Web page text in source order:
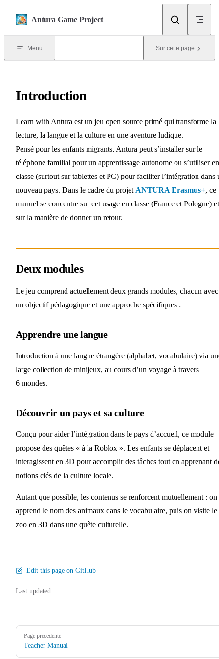
Antura Game Project
Menu Sur cette page
Introduction
Learn with Antura est un jeu open source primé qui transforme la
lecture, la langue et la culture en une aventure ludique.
Pensé pour les enfants migrants, Antura peut s’installer sur le
téléphone familial pour un apprentissage autonome ou s’utiliser en
classe (surtout sur tablettes et PC) pour faciliter l’intégration dans
nouveau pays. Dans le cadre du projet ANTURA Erasmus+, ce
manuel se concentre sur cet usage en classe (France et Pologne) et
sur la manière de donner un retour.
Deux modules
Le jeu comprend actuellement deux grands modules, chacun avec
un objectif pédagogique et une approche spécifiques :
Apprendre une langue
Introduction à une langue étrangère (alphabet, vocabulaire) via
large collection de minijeux, au cours d’un voyage à travers
6 mondes.
Découvrir un pays et sa culture
Conçu pour aider l’intégration dans le pays d’accueil, ce module
propose des quêtes « à la Roblox ». Les enfants se déplacent et
interagissent en 3D pour accomplir des tâches tout en apprenant
notions clés de la culture locale.
Autant que possible, les contenus se renforcent mutuellement : on
apprend le nom des animaux dans le vocabulaire, puis on visite le
zoo en 3D dans une quête culturelle.
Edit this page on GitHub
Last updated:
Pager
Page précédente
Teacher Manual